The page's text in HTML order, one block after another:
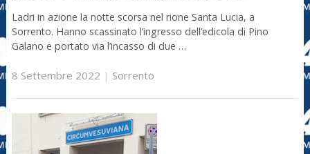
Ladri in azione la notte scorsa nel rione Santa Lucia, a
Sorrento. Hanno scassinato l’ingresso dell’edicola di Pino
Galano e portato via l’incasso di due …
8 Settembre 2022 | Sorrento